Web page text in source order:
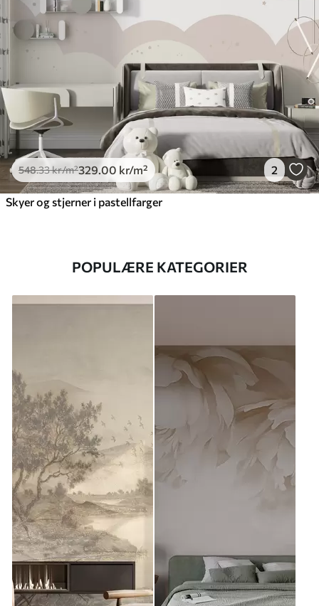
548.33kr/m²329 .00 kr/m² 2
Skyer og stjerner i pastellfarger
POPULÆRE KATEGORIER